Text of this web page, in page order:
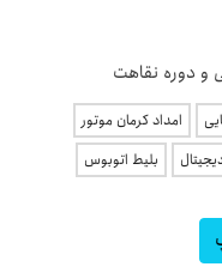
و دوره نقاهت
امداد کرمان موتور
بلیط اتوبوس